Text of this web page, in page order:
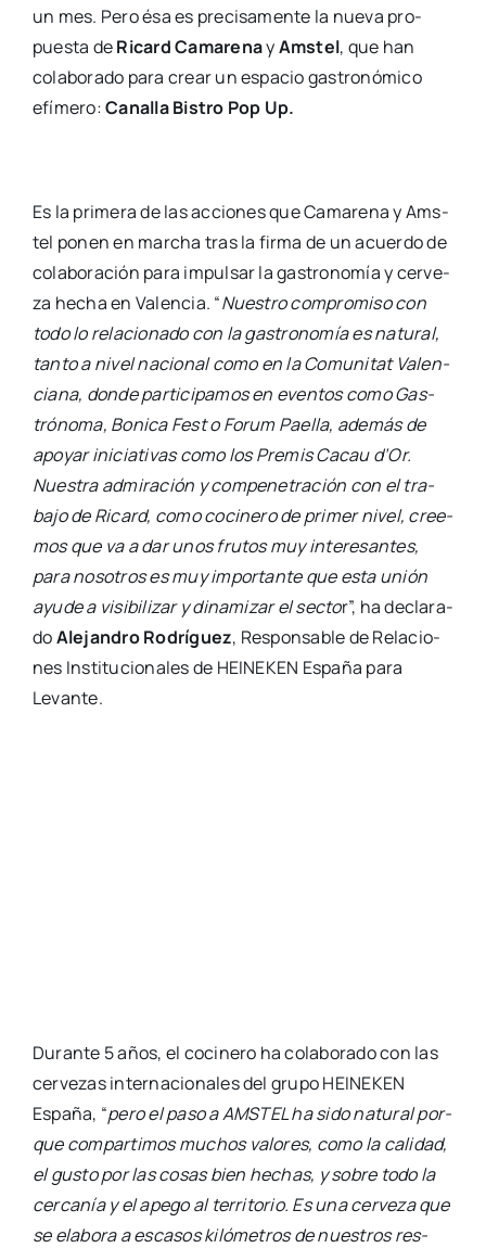
un mes. Pero ésa es pre­ci­sa­men­te la nue­va pro­
pues­ta deRicard Cama­re­nayAms­tel, que han
cola­bo­ra­do para crear un espa­cio gas­tro­nó­mi­co
efí­me­ro:Cana­lla Bis­tro Pop Up.
Es la pri­me­ra de las accio­nes que Cama­re­na y Ams­
tel ponen en mar­cha tras la fir­ma de un acuer­do de
cola­bo­ra­ción para impul­sar la gas­tro­no­mía y cer­ve­
za hecha en Valen­cia. “Nues­tro com­pro­mi­so con
todo lo rela­cio­na­do con la gas­tro­no­mía es natu­ral,
tan­to a nivel nacio­nal como en la Comu­ni­tat Valen­
cia­na, don­de par­ti­ci­pa­mos en even­tos como Gas­
tró­no­ma, Boni­ca Fest o Forum Pae­lla, ade­más de
apo­yar ini­cia­ti­vas como los Pre­mis Cacau d’Or.
Nues­tra admi­ra­ción y com­pe­ne­tra­ción con el tra­
ba­jo de Ricard, como coci­ne­ro de pri­mer nivel, cree­
mos que va a dar unos fru­tos muy intere­san­tes,
para noso­tros es muy impor­tan­te que esta unión
ayu­de a visi­bi­li­zar y dina­mi­zar el sec­tor”, ha decla­ra­
doAle­jan­dro Rodrí­guez, Res­pon­sa­ble de Rela­cio­
nes Ins­ti­tu­cio­na­les de HEINEKEN Espa­ña para
Levan­te.
Duran­te 5 años, el coci­ne­ro ha cola­bo­ra­do con las
cer­ve­zas inter­na­cio­na­les del gru­po HEINEKEN
Espa­ña, “pero el paso a AMSTEL ha sido natu­ral por­
que com­par­ti­mos muchos valo­res, como la cali­dad,
el gus­to por las cosas bien hechas, y sobre todo la
cer­ca­nía y el ape­go al terri­to­rio. Es una cer­ve­za que
se ela­bo­ra a esca­sos kiló­me­tros de nues­tros res­